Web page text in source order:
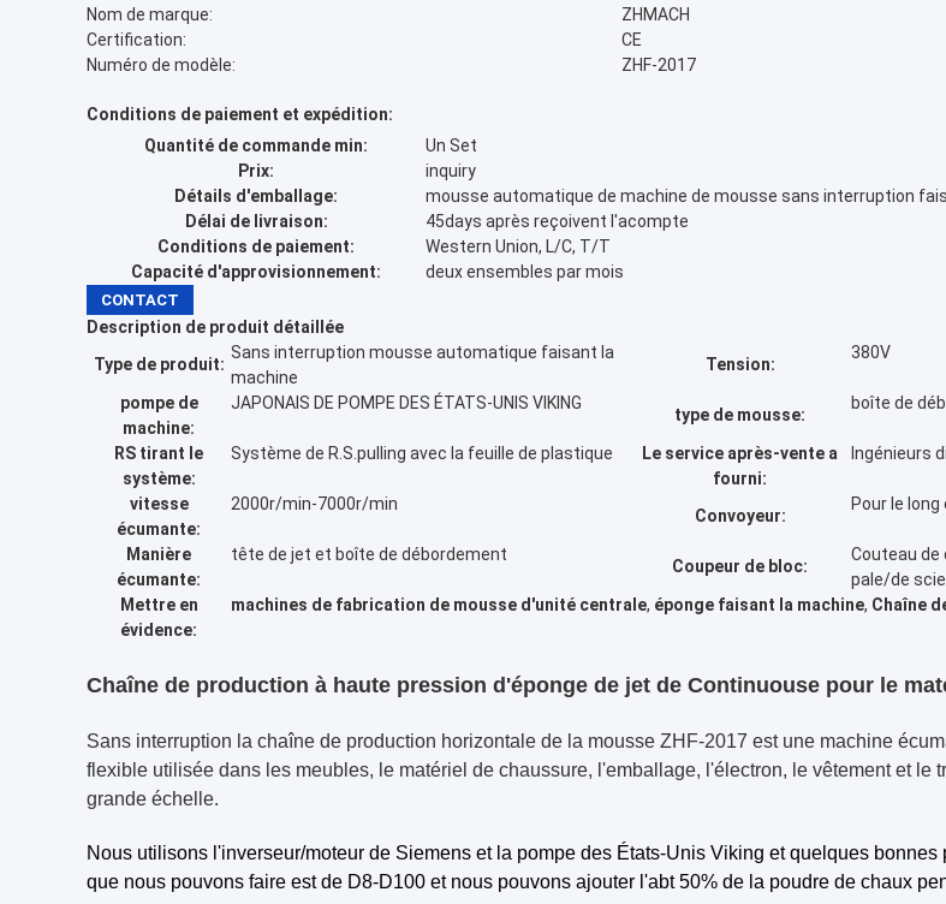
Nom de marque:
ZHMACH
Certification:
CE
Numéro de modèle:
ZHF-2017
Conditions de paiement et expédition:
Quantité de commande min:
Un Set
Prix:
inquiry
Détails d'emballage:
mousse automatique de machine de mousse sans interruption
Délai de livraison:
45days après reçoivent l'acompte
Conditions de paiement:
Western Union, L/C, T/T
Capacité d'approvisionnement:
deux ensembles par mois
CONTACT
Description de produit détaillée
Type de produit:
Sans interruption mousse automatique faisant la
machine
Tension:
380V
pompe de
machine:
JAPONAIS DE POMPE DES ÉTATS-UNIS VIKING
type de mousse:
boîte de
RS tirant le
système:
Système de R.S.pulling avec la feuille de plastique
Le service après-vente a
fourni:
Ingénieurs
vitesse
écumante:
2000r/min-7000r/min
Convoyeur:
Pour le
Manière
écumante:
tête de jet et boîte de débordement
Coupeur de bloc:
Couteau de
pale/de
Mettre en
évidence:
machines de fabrication de mousse d'unité centrale, éponge faisant la machine, Chaîne
Chaîne de production à haute pression d'éponge de jet de Continuouse pour le
Sans interruption la chaîne de production horizontale de la mousse ZHF-2017 est une machine
flexible utilisée dans les meubles, le matériel de chaussure, l'emballage, l'électron, le vêtement et
grande échelle.
Nous utilisons l'inverseur/moteur de Siemens et la pompe des États-Unis Viking et quelques
que nous pouvons faire est de D8-D100 et nous pouvons ajouter l'abt 50% de la poudre de chaux